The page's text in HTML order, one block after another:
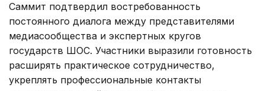
Саммит подтвердил востребованность
постоянного диалога между представителями
медиасообщества и экспертных кругов
государств ШОС. Участники выразили готовность
расширять практическое сотрудничество,
укреплять профессиональные контакты